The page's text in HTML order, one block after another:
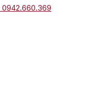
0942.660.369